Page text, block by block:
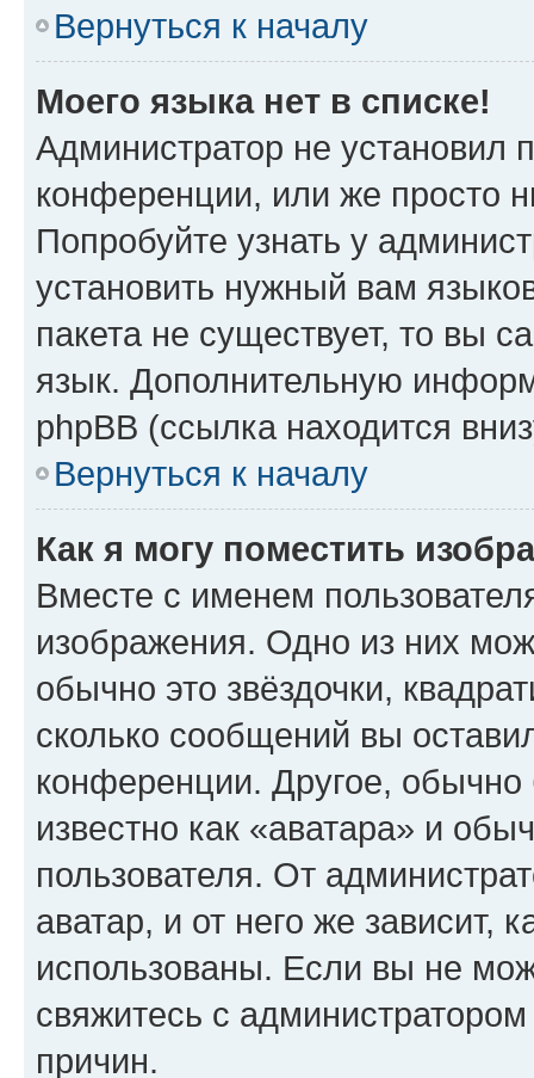
Вернуться к началу
Моего языка нет в списке!
Администратор не установил
конференции, или же просто
Попробуйте узнать у
установить нужный вам
пакета не существует, то вы
язык. Дополнительную
phpBB (ссылка находится
Вернуться к началу
Как я могу поместить
Вместе с именем
изображения. Одно из них
обычно это звёздочки,
сколько сообщений вы
конференции. Другое,
известно как «аватара» и
пользователя. От
аватар, и от него же зависит,
использованы. Если вы не
свяжитесь с
причин.